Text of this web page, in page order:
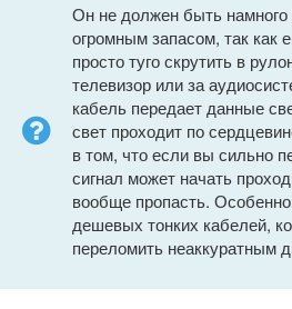
Он не должен быть намного
огромным запасом, так как
просто туго скрутить в
телевизор или за
кабель передает данные
свет проходит по
в том, что если вы сильно
сигнал может начать
вообще пропасть. Особенно
дешевых тонких кабелей,
переломить неаккуратным